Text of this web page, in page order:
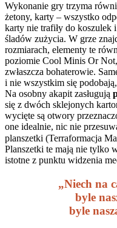
Wykonanie gry trzyma
żetony, karty – wszystko
karty nie trafiły do koszulek
śladów zużycia. W grze
rozmiarach, elementy te
poziomie Cool Minis Or Not,
zwłaszcza bohaterowie.
i nie wszystkim się
Na osobny akapit zasługują
się z dwóch sklejonych
wycięte są otwory
one idealnie, nic nie
planszetki (Terraformacja
Planszetki te mają nie tylko
istotne z punktu widzenia
„Niech na
byle
byle